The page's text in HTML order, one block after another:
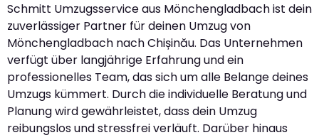
Schmitt Umzugsservice aus Mönchengladbach ist dein
zuverlässiger Partner für deinen Umzug von
Mönchengladbach nach Chișinău. Das Unternehmen
verfügt über langjährige Erfahrung und ein
professionelles Team, das sich um alle Belange deines
Umzugs kümmert. Durch die individuelle Beratung und
Planung wird gewährleistet, dass dein Umzug
reibungslos und stressfrei verläuft. Darüber hinaus